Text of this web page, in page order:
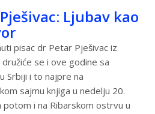
Ljubav kao
pisac dr Petar Pješivac iz
družiće se i ove godine sa
Srbiji i to najpre na
sajmu knjiga u nedelju 20.
potom i na Ribarskom ostrvu u